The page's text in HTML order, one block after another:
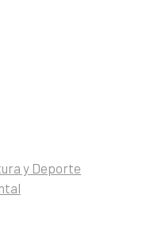
y Deporte